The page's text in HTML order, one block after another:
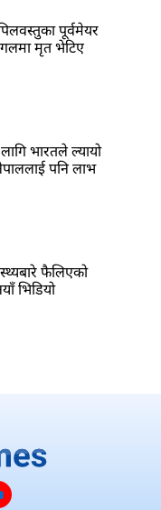
पूर्वमेयर
मृत भेटिए
भारतले ल्यायो
पनि लाभ
फैलिएको
भिडियो